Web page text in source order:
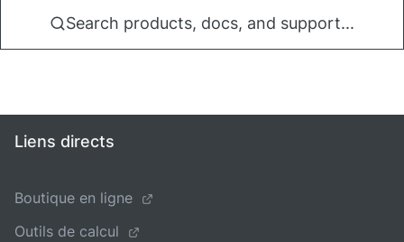
Search products, docs, and support...
Liens directs
Boutique en ligne
Outils de calcul